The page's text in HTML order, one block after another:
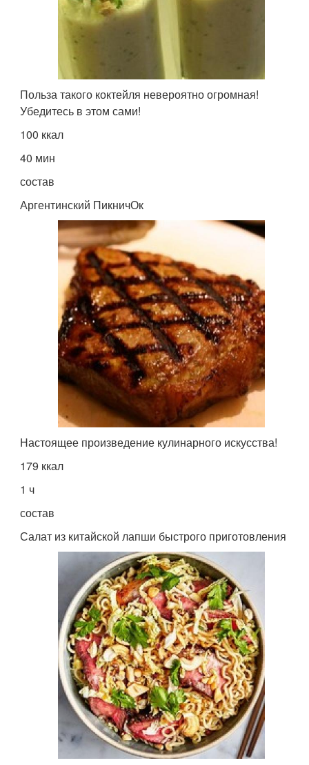
Польза такого коктейля невероятно огромная!
Убедитесь в этом сами!
100 ккал
40 мин
состав
Аргентинский ПикничОк
Настоящее произведение кулинарного искусства!
179 ккал
1 ч
состав
Салат из китайской лапши быстрого приготовления